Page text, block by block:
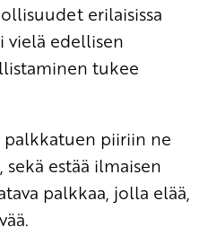
erilaisissa
vielä edellisen
tukee
palkkatuen piiriin ne
estää ilmaisen
palkkaa, jolla elää,